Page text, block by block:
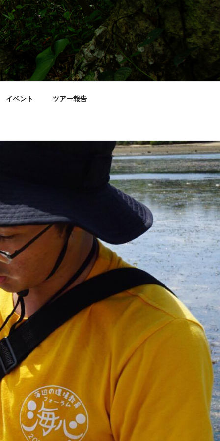
イベント ツアー報告